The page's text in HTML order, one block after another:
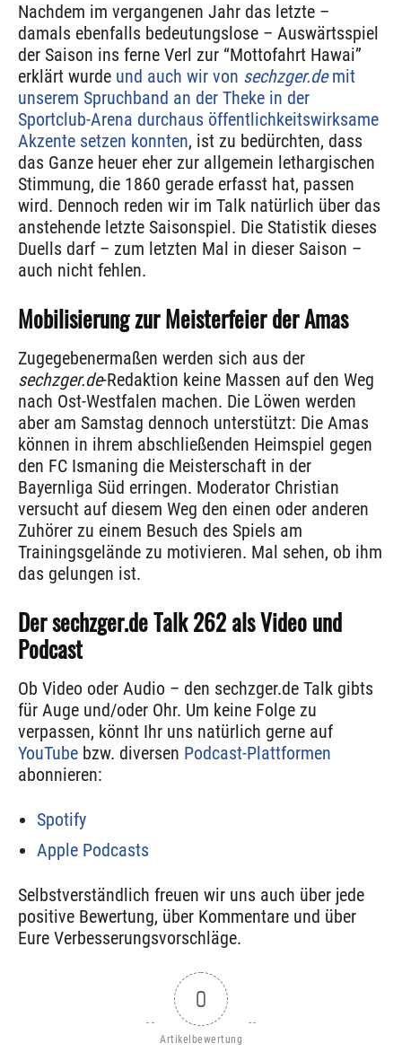
Nachdem im vergangenen Jahr das letzte –
damals ebenfalls bedeutungslose – Auswärtsspiel
der Saison ins ferne Verl zur “Mottofahrt Hawai”
erklärt wurde und auch wir von sechzger.demit
unserem Spruchband an der Theke in der
Sportclub-Arena durchaus öffentlichkeitswirksame
Akzente setzen konnten, ist zu bedürchten, dass
das Ganze heuer eher zur allgemein lethargischen
Stimmung, die 1860 gerade erfasst hat, passen
wird. Dennoch reden wir im Talk natürlich über das
anstehende letzte Saisonspiel. Die Statistik dieses
Duells darf – zum letzten Mal in dieser Saison –
auch nicht fehlen.
Mobilisierung zur Meisterfeier der Amas
Zugegebenermaßen werden sich aus der
sechzger.de-Redaktion keine Massen auf den Weg
nach Ost-Westfalen machen. Die Löwen werden
aber am Samstag dennoch unterstützt: Die Amas
können in ihrem abschließenden Heimspiel gegen
den FC Ismaning die Meisterschaft in der
Bayernliga Süd erringen. Moderator Christian
versucht auf diesem Weg den einen oder anderen
Zuhörer zu einem Besuch des Spiels am
Trainingsgelände zu motivieren. Mal sehen, ob ihm
das gelungen ist.
Der sechzger.de Talk 262 als Video und
Podcast
Ob Video oder Audio – den sechzger.de Talk gibts
für Auge und/oder Ohr. Um keine Folge zu
verpassen, könnt Ihr uns natürlich gerne auf
YouTube bzw. diversen Podcast-Plattformen
abonnieren:
Spotify
Apple Podcasts
Selbstverständlich freuen wir uns auch über jede
positive Bewertung, über Kommentare und über
Eure Verbesserungsvorschläge.
0
Artikelbewertung